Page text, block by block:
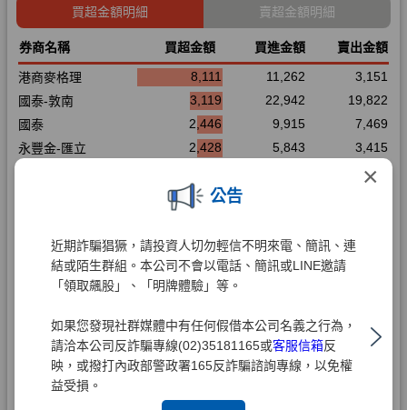
×
公告
近期詐騙猖獗，請投資人切勿輕信不明來電、簡訊、連
結或陌生群組。本公司不會以電話、簡訊或LINE邀請
「領取飆股」、「明牌體驗」等。
如果您發現社群媒體中有任何假借本公司名義之行為，
請洽本公司反詐騙專線(02)35181165或客服信箱反
映，或撥打內政部警政署165反詐騙諮詢專線，以免權
益受損。